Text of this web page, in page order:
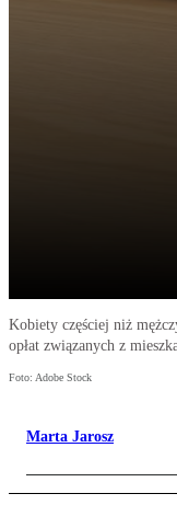
Kobiety częściej niż
opłat związanych z
Foto: Adobe Stock
Marta Jarosz